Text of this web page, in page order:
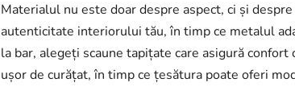
Materialul nu este doar despre aspect, ci și
autenticitate interiorului tău, în timp ce metalul
la bar, alegeți scaune tapițate care asigură
ușor de curățat, în timp ce țesătura poate oferi